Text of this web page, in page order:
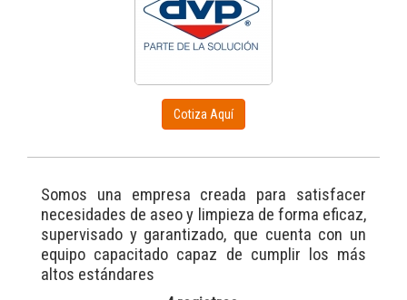
Cotiza Aquí
Somos una empresa creada para satisfacer
necesidades de aseo y limpieza de forma eficaz,
supervisado y garantizado, que cuenta con un
equipo capacitado capaz de cumplir los más
altos estándares